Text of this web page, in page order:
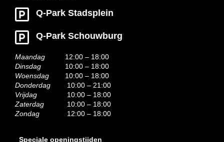
Q-Park Stadsplein
Q-Park Schouwburg
Maandag
12:00 – 18:00
Dinsdag
10:00 – 18:00
Woensdag
10:00 – 18:00
Donderdag
10:00 – 21:00
Vrijdag
10:00 – 18:00
Zaterdag
10:00 – 18:00
Zondag
12:00 – 18:00
Speciale openingstijden